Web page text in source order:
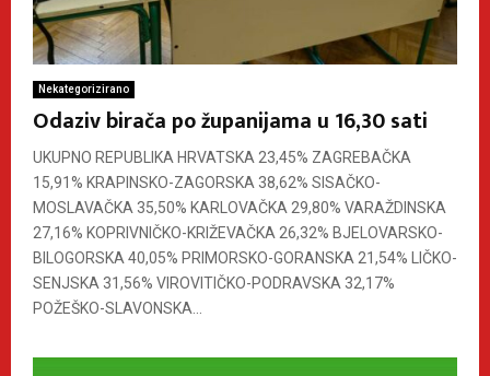
Nekategorizirano
Odaziv birača po županijama u 16,30 sati
UKUPNO REPUBLIKA HRVATSKA 23,45% ZAGREBAČKA
15,91% KRAPINSKO-ZAGORSKA 38,62% SISAČKO-
MOSLAVAČKA 35,50% KARLOVAČKA 29,80% VARAŽDINSKA
27,16% KOPRIVNIČKO-KRIŽEVAČKA 26,32% BJELOVARSKO-
BILOGORSKA 40,05% PRIMORSKO-GORANSKA 21,54% LIČKO-
SENJSKA 31,56% VIROVITIČKO-PODRAVSKA 32,17%
POŽEŠKO-SLAVONSKA...